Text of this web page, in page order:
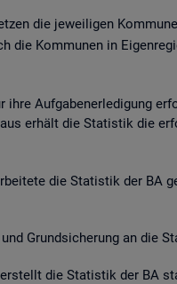
die je­wei­li­gen
Kom­mu­nen in
Auf­ga­ben­er­le­di­gung
er­hält die Sta­tis­tik die
die Sta­tis­tik der BA
Grund­si­che­rung an die
die Sta­tis­tik der